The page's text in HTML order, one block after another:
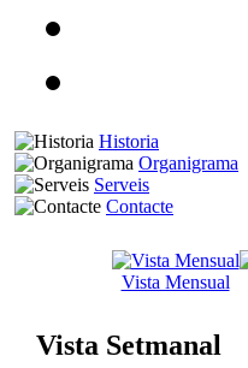
Historia
Organigrama
Serveis
Contacte
Vista Mensual
Vista Setmanal